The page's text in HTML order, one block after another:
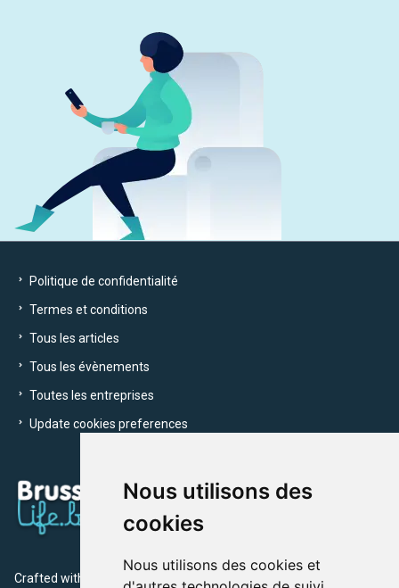
Nous utilisons des
cookies
Nous utilisons des cookies et
Politique de confidentialité
Termes et conditions
Tous les articles
Tous les évènements
Toutes les entreprises
Update cookies preferences
Crafted with by Brusselslife Team